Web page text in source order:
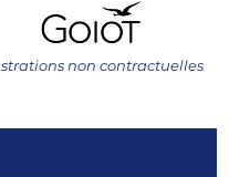
non contractuelles